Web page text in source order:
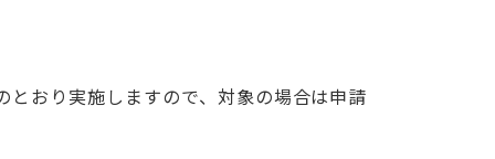
おり実施しますので、対象の場合は申請